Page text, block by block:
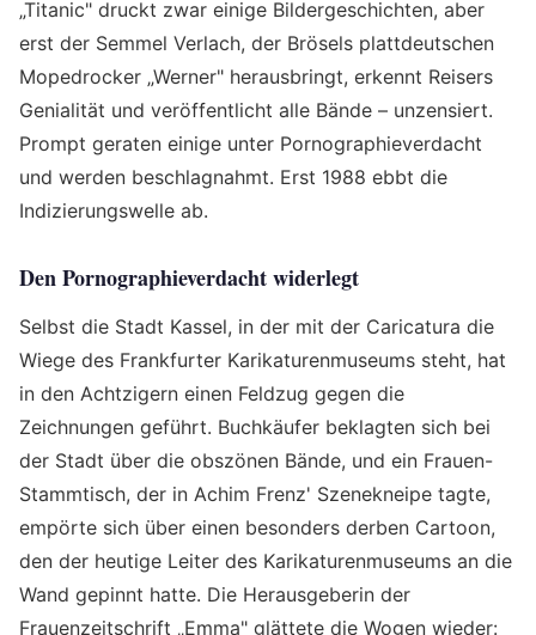
„Titanic" druckt zwar einige Bildergeschichten, aber
erst der Semmel Verlach, der Brösels plattdeutschen
Mopedrocker „Werner" herausbringt, erkennt Reisers
Genialität und veröffentlicht alle Bände – unzensiert.
Prompt geraten einige unter Pornographieverdacht
und werden beschlagnahmt. Erst 1988 ebbt die
Indizierungswelle ab.
Den Pornographieverdacht widerlegt
Selbst die Stadt Kassel, in der mit der Caricatura die
Wiege des Frankfurter Karikaturenmuseums steht, hat
in den Achtzigern einen Feldzug gegen die
Zeichnungen geführt. Buchkäufer beklagten sich bei
der Stadt über die obszönen Bände, und ein Frauen-
Stammtisch, der in Achim Frenz' Szenekneipe tagte,
empörte sich über einen besonders derben Cartoon,
den der heutige Leiter des Karikaturenmuseums an die
Wand gepinnt hatte. Die Herausgeberin der
Frauenzeitschrift „Emma" glättete die Wogen wieder: